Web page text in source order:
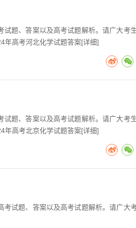
题、答案以及高考试题解析。请广大考
年高考河北化学试题答案[详细]
题、答案以及高考试题解析。请广大考
年高考北京化学试题答案[详细]
试题、答案以及高考试题解析。请广大